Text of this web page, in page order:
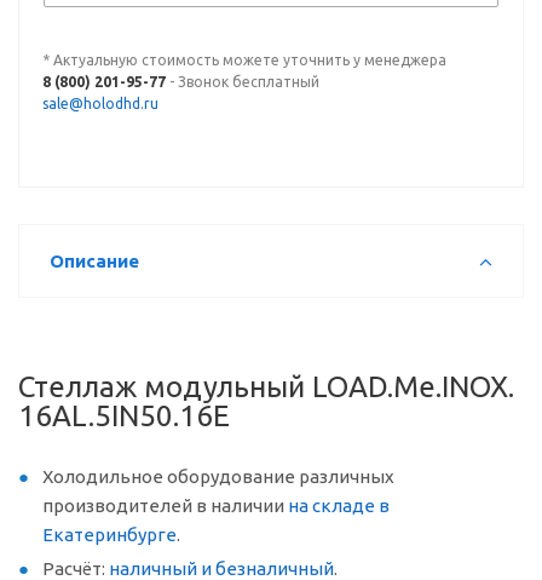
* Актуальную стоимость можете уточнить у менеджера
8 (800) 201-95-77 - Звонок бесплатный
sale@holodhd.ru
Описание
Стеллаж модульный LOAD.Me.INOX.
16AL.5IN50.16E
Холодильное оборудование различных
производителей в наличии на складе в
Екатеринбурге.
Расчёт: наличный и безналичный.